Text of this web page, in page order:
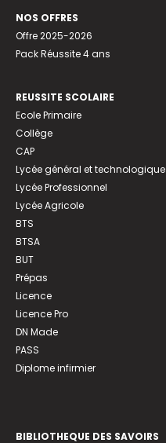
NOS OFFRES
Offre 2025-2026
Pack Réussite 4 ans
REUSSITE SCOLAIRE
Ecole Primaire
Collège
CAP
Lycée général et technologique
Lycée Professionnel
Lycée Agricole
BTS
BTSA
BUT
Prépas
Licence
Licence Pro
DN Made
PASS
Diplome infirmier
BIBLIOTHEQUE DES SAVOIRS